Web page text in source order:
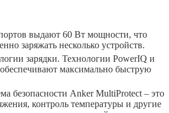
выдают 60 Вт мощности, что
заряжать несколько устройств.
зарядки. Технологии PowerIQ и
максимально быструю
безопасности Anker MultiProtect – это
контроль температуры и другие